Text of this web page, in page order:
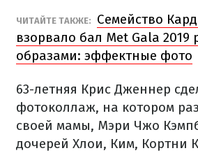
ЧИТАЙТЕ ТАКЖЕ:
Семейство
взорвало бал Met Gala
образами: эффектные фото
63-летняя Крис Дженнер
фотоколлаж, на котором
своей мамы, Мэри Чжо
дочерей Хлои, Ким, Кортни